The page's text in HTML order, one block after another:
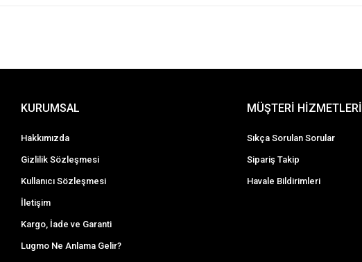
KURUMSAL
Hakkımızda
Gizlilik Sözleşmesi
Kullanıcı Sözleşmesi
İletişim
Kargo, İade ve Garanti
Lugmo Ne Anlama Gelir?
MÜŞTERİ HİZMETLERİ
Sıkça Sorulan Sorular
Sipariş Takip
Havale Bildirimleri